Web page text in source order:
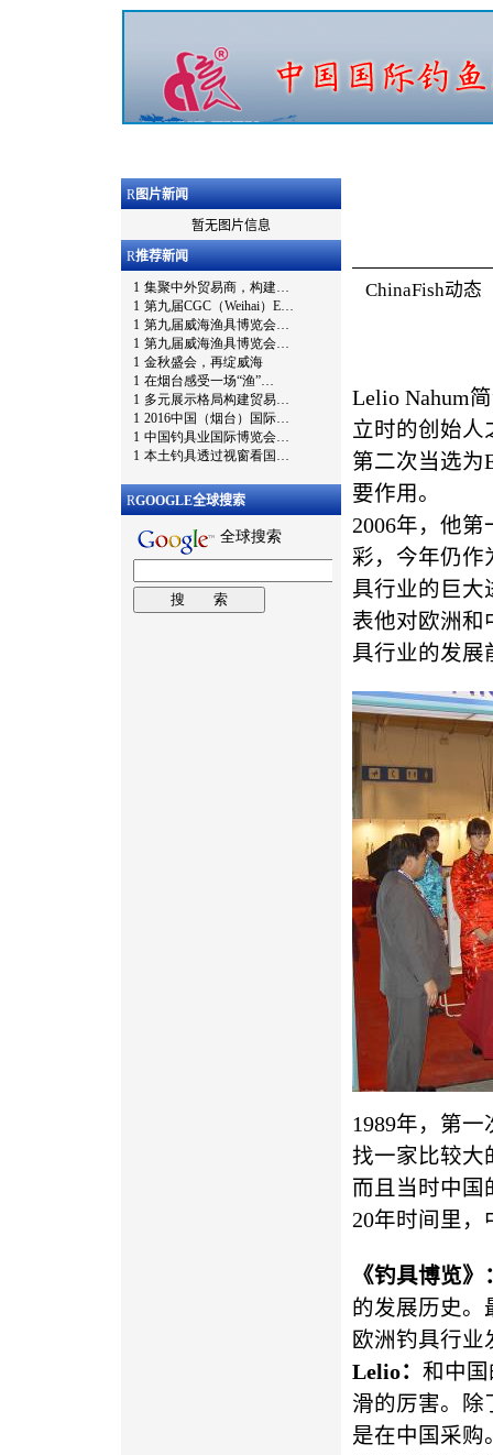
R图片新闻
暂无图片信息
R推荐新闻
RGOOGLE全球搜索
ChinaFish
Lelio Nahum
立时的创始人
第二次当选为
要作用。
2006年，他
彩，今年仍作
具行业的巨大
表他对欧洲和
具行业的发展
1989年，第
找一家比较大
而且当时中国
20年时间里
《钓具博览》
的发展历史。
欧洲钓具行业
Lelio： 和中
滑的厉害。除
是在中国采购